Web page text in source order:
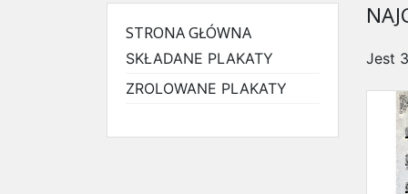
STRONA GŁÓWNA
SKŁADANE PLAKATY
ZROLOWANE PLAKATY
Jest